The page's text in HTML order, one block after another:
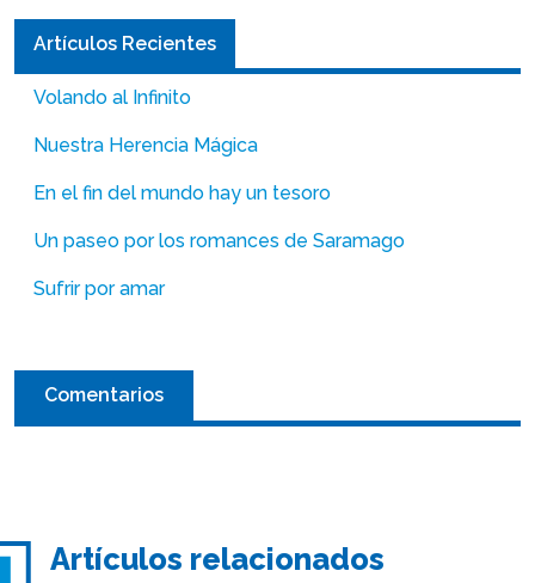
Artículos Recientes
Volando al Infinito
Nuestra Herencia Mágica
En el fin del mundo hay un tesoro
Un paseo por los romances de Saramago
Sufrir por amar
Comentarios
Artículos relacionados